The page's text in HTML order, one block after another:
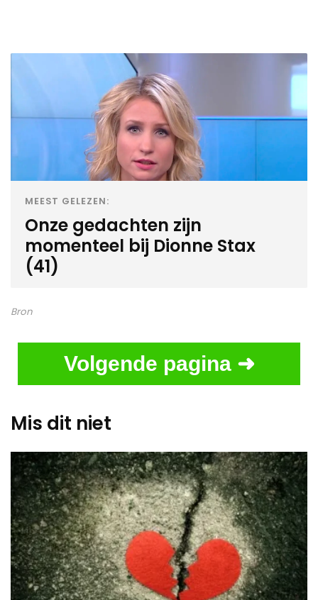
MEEST GELEZEN:
Onze gedachten zijn
momenteel bij Dionne Stax
(41)
Bron
Volgende pagina ➜
Mis dit niet